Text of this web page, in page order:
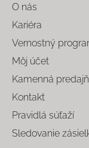
O nás
Kariéra
Vernostný
Môj účet
Kamenná
Kontakt
Pravidlá súťaží
Sledovanie